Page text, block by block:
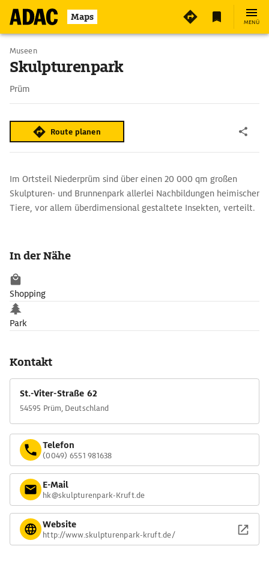
Maps MENÜ
Museen
Skulpturenpark
Prüm
Route planen
Im Ortsteil Niederprüm sind über einen 20 000 qm großen
Skulpturen- und Brunnenpark allerlei Nachbildungen heimischer
Tiere, vor allem überdimensional gestaltete Insekten, verteilt.
In der Nähe
Shopping
Park
Kontakt
St.-Viter-Straße 62
54595 Prüm, Deutschland
Telefon
(0049) 6551 981638
E-Mail
hk@skulpturenpark-Kruft.de
Website
http://www.skulpturenpark-kruft.de/